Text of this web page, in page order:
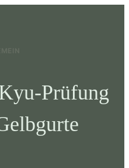
Prüfung